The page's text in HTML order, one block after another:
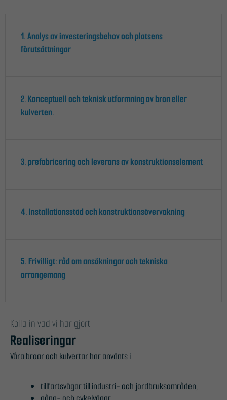
1. Analys av investeringsbehov och platsens
förutsättningar
2. Konceptuell och teknisk utformning av bron eller
kulverten.
3. prefabricering och leverans av konstruktionselement
4. Installationsstöd och konstruktionsövervakning
5. Frivilligt: råd om ansökningar och tekniska
arrangemang
Kolla in vad vi har gjort
Realiseringar
Våra broar och kulvertar har använts i
tillfartsvägar till industri- och jordbruksområden,